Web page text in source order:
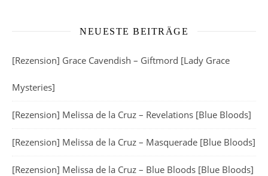
NEUESTE BEITRÄGE
[Rezension] Grace Cavendish – Giftmord [Lady Grace
Mysteries]
[Rezension] Melissa de la Cruz – Revelations [Blue Bloods]
[Rezension] Melissa de la Cruz – Masquerade [Blue Bloods]
[Rezension] Melissa de la Cruz – Blue Bloods [Blue Bloods]